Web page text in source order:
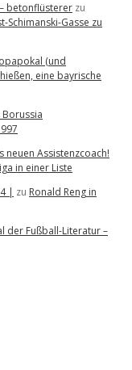
betonflüsterer zu
Schimanski-Gasse zu
(und
eine bayrische
neuen Assistenzcoach!
in einer Liste
| zu Ronald Reng in
der Fußball-Literatur –